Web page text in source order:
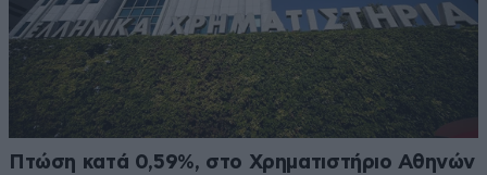
Πτώση κατά 0,59%, στο Χρηματιστήριο Αθηνών